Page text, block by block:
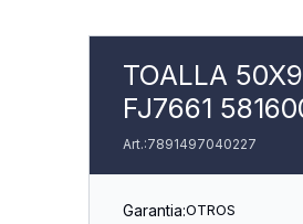
TOALLA
FJ7661
7891497040227
Garantia:OTROS